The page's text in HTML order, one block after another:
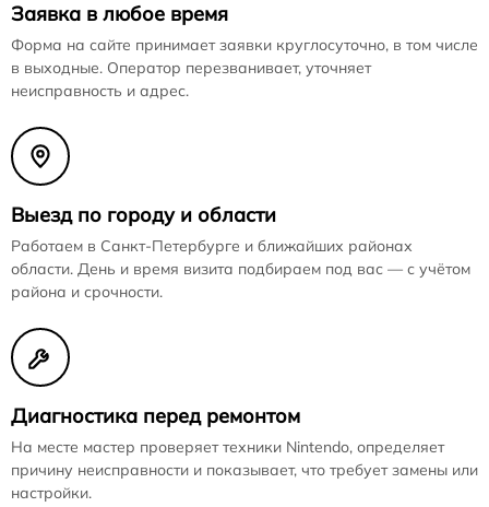
Заявка в любое время
Форма на сайте принимает заявки круглосуточно, в том числе
в выходные. Оператор перезванивает, уточняет
неисправность и адрес.
Выезд по городу и области
Работаем в Санкт-Петербурге и ближайших районах
области. День и время визита подбираем под вас — с учётом
района и срочности.
Диагностика перед ремонтом
На месте мастер проверяет техники Nintendo, определяет
причину неисправности и показывает, что требует замены или
настройки.